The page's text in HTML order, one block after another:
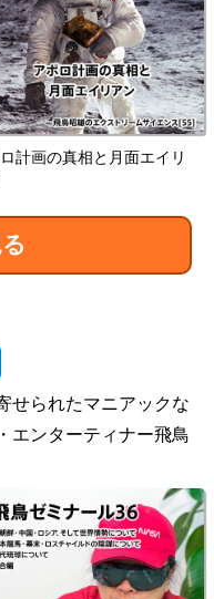
計画の真相と月面エイリ
せられたマニアックな
エンターティナー飛鳥